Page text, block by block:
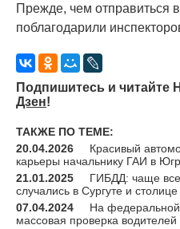
Прежде, чем отправиться
поблагодарили
Подпишитесь и читайте
Дзен!
ТАКЖЕ ПО ТЕМЕ:
20.04.2026
Красивый
карьеры начальнику ГАИ в
21.01.2025
ГИБДД: чаще
случались в Сургуте и
07.04.2024
На федеральной
массовая проверка водителей